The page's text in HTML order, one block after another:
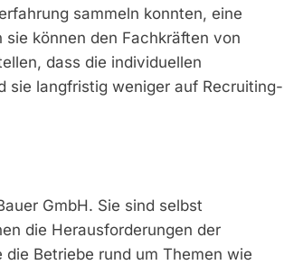
sammeln konnten, eine
können den Fachkräften von
dass die individuellen
sie langfristig weniger auf Recruiting-
GmbH. Sie sind selbst
die Herausforderungen der
Betriebe rund um Themen wie